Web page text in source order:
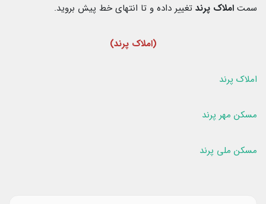
سمت املاک پرند تغییر داده و تا انتهای خط پیش بروید.
(املاک پرند)
املاک پرند
مسکن مهر پرند
مسکن ملی پرند